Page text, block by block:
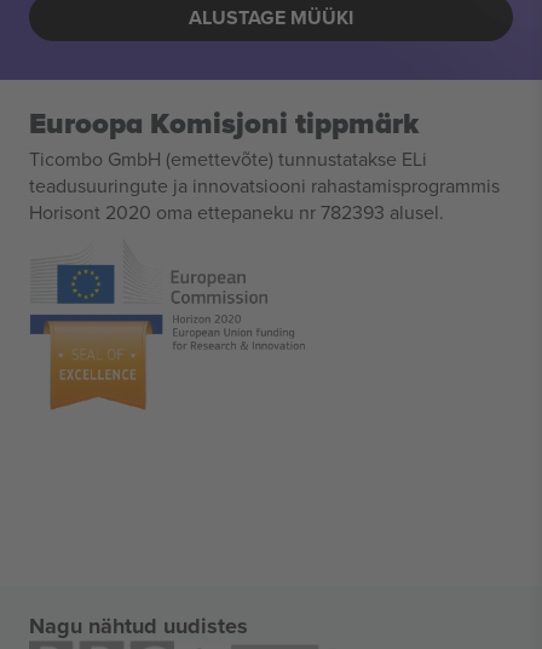
ALUSTAGE MÜÜKI
Euroopa Komisjoni tippmärk
Ticombo GmbH (emettevõte) tunnustatakse ELi
teadusuuringute ja innovatsiooni rahastamisprogrammis
Horisont 2020 oma ettepaneku nr 782393 alusel.
Nagu nähtud uudistes